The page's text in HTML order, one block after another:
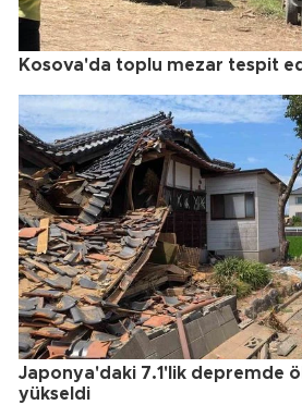
Kosova'da toplu mezar tespit
Japonya'daki 7.1'lik depremde
yükseldi